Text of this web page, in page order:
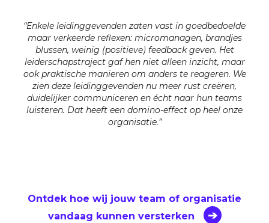
“Enkele leidinggevenden zaten vast in goedbedoelde
maar verkeerde reflexen: micromanagen, brandjes
blussen, weinig (positieve) feedback geven. Het
leiderschapstraject gaf hen niet alleen inzicht, maar
ook praktische manieren om anders te reageren. We
zien deze leidinggevenden nu meer rust creëren,
duidelijker communiceren en écht naar hun teams
luisteren. Dat heeft een domino-effect op heel onze
organisatie.”
Ontdek hoe wij jouw team of organisatie
vandaag kunnen versterken